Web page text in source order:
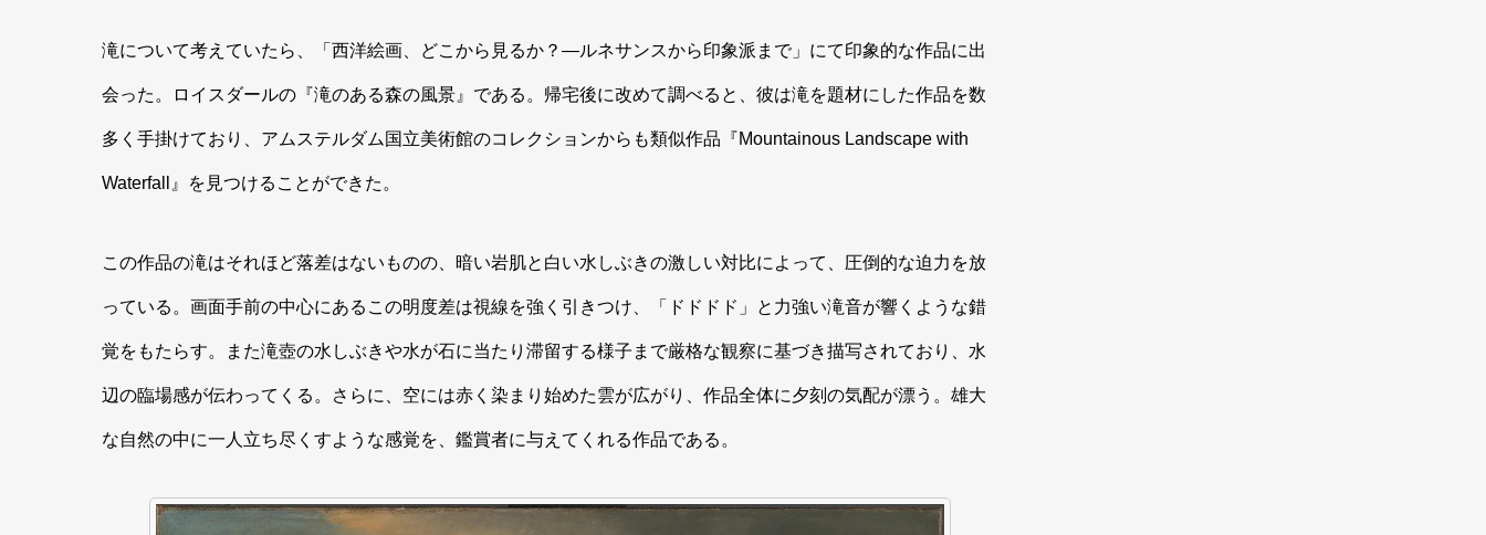
滝について考えていたら、「西洋絵画、どこから見るか？―ルネサンスから印象派まで」にて印象的な作品に出
会った。ロイスダールの『滝のある森の風景』である。帰宅後に改めて調べると、彼は滝を題材にした作品を数
多く手掛けており、アムステルダム国立美術館のコレクションからも類似作品『Mountainous Landscape with
Waterfall』を見つけることができた。
この作品の滝はそれほど落差はないものの、暗い岩肌と白い水しぶきの激しい対比によって、圧倒的な迫力を放
っている。画面手前の中心にあるこの明度差は視線を強く引きつけ、「ドドドド」と力強い滝音が響くような錯
覚をもたらす。また滝壺の水しぶきや水が石に当たり滞留する様子まで厳格な観察に基づき描写されており、水
辺の臨場感が伝わってくる。さらに、空には赤く染まり始めた雲が広がり、作品全体に夕刻の気配が漂う。雄大
な自然の中に一人立ち尽くすような感覚を、鑑賞者に与えてくれる作品である。